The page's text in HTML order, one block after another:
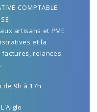
COMPTABLE
artisans et PME
et la
relances
9h à 17h